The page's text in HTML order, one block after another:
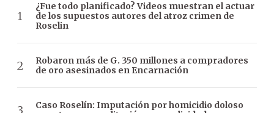
¿Fue todo planificado? Videos muestran el actuar
de los supuestos autores del atroz crimen de
Roselin
Robaron más de G. 350 millones a compradores
de oro asesinados en Encarnación
Caso Roselín: Imputación por homicidio doloso